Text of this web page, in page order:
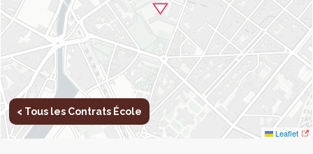
Leaflet
< Tous les Contrats École